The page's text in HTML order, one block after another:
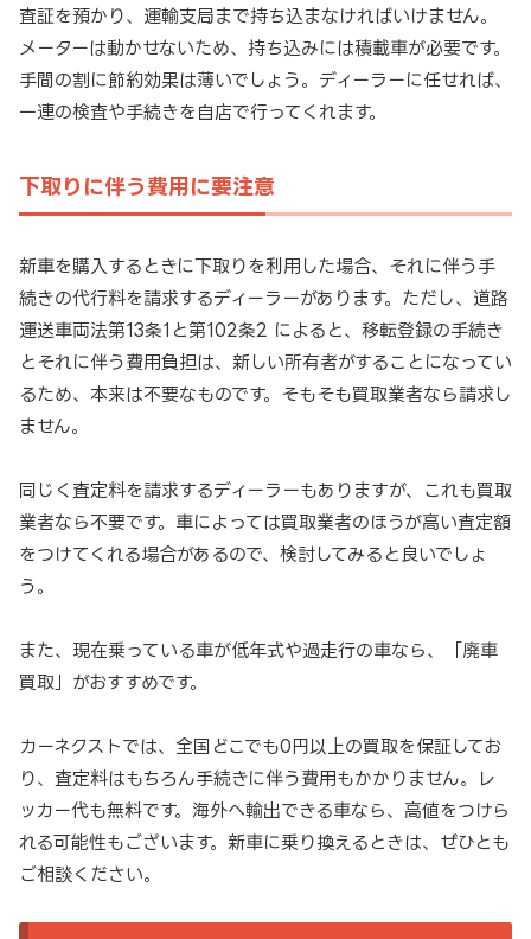
査証を預かり、運輸支局まで持ち込まなければいけません。
メーターは動かせないため、持ち込みには積載車が必要です。
手間の割に節約効果は薄いでしょう。ディーラーに任せれば、
一連の検査や手続きを自店で行ってくれます。
下取りに伴う費用に要注意
新車を購入するときに下取りを利用した場合、それに伴う手
続きの代行料を請求するディーラーがあります。ただし、道路
運送車両法第13条1と第102条2 によると、移転登録の手続き
とそれに伴う費用負担は、新しい所有者がすることになってい
るため、本来は不要なものです。そもそも買取業者なら請求し
ません。
同じく査定料を請求するディーラーもありますが、これも買取
業者なら不要です。車によっては買取業者のほうが高い査定額
をつけてくれる場合があるので、検討してみると良いでしょ
う。
また、現在乗っている車が低年式や過走行の車なら、「廃車
買取」がおすすめです。
カーネクストでは、全国どこでも0円以上の買取を保証してお
り、査定料はもちろん手続きに伴う費用もかかりません。レ
ッカー代も無料です。海外へ輸出できる車なら、高値をつけら
れる可能性もございます。新車に乗り換えるときは、ぜひとも
ご相談ください。